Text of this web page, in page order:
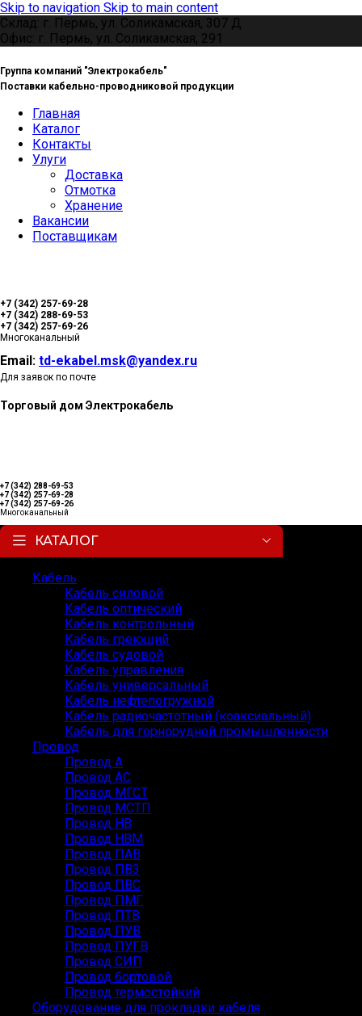
Skip to navigation Skip to main content
Склад: г. Пермь, ул. Соликамская, 307 Д
Офис: г. Пермь, ул. Соликамская, 291
Группа компаний "Электрокабель"
Поставки кабельно-проводниковой продукции
Главная
Каталог
Контакты
Улуги
Доставка
Отмотка
Хранение
Вакансии
Поставщикам
+7 (342) 257-69-28
+7 (342) 288-69-53
+7 (342) 257-69-26
Многоканальный
Email: td-ekabel.msk@yandex.ru
Для заявок по почте
Торговый дом Электрокабель
+7 (342) 288-69-53
+7 (342) 257-69-28
+7 (342) 257-69-26
Многоканальный
КАТАЛОГ
Кабель
Кабель силовой
Кабель оптический
Кабель контрольный
Кабель греющий
Кабель судовой
Кабель управления
Кабель универсальный
Кабель нефтепогружной
Кабель радиочастотный (коаксиальный)
Кабель для горнорудной промышленности
Провод
Провод А
Провод АС
Провод МГСТ
Провод МСТП
Провод НВ
Провод НВМ
Провод ПАВ
Провод ПВ3
Провод ПВС
Провод ПМГ
Провод ПТВ
Провод ПУВ
Провод ПУГВ
Провод СИП
Провод бортовой
Провод термостойкий
Оборудование для прокладки кабеля